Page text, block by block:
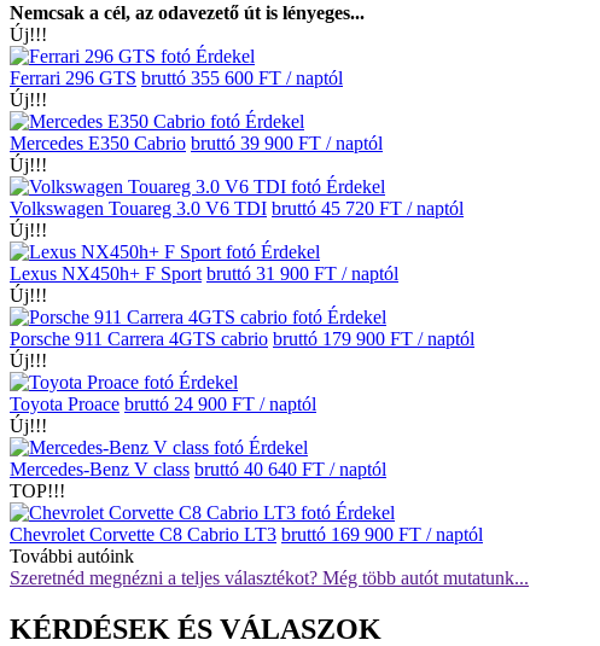
Nemcsak a cél, az odavezető út is lényeges...
Új!!!
Érdekel
Ferrari 296 GTS bruttó 355 600 FT / naptól
Új!!!
Érdekel
Mercedes E350 Cabrio bruttó 39 900 FT / naptól
Új!!!
Érdekel
Volkswagen Touareg 3.0 V6 TDI bruttó 45 720 FT / naptól
Új!!!
Érdekel
Lexus NX450h+ F Sport bruttó 31 900 FT / naptól
Új!!!
Érdekel
Porsche 911 Carrera 4GTS cabrio bruttó 179 900 FT / naptól
Új!!!
Érdekel
Toyota Proace bruttó 24 900 FT / naptól
Új!!!
Érdekel
Mercedes-Benz V class bruttó 40 640 FT / naptól
TOP!!!
Érdekel
Chevrolet Corvette C8 Cabrio LT3 bruttó 169 900 FT / naptól
További autóink
Szeretnéd megnézni a teljes választékot? Még több autót mutatunk...
KÉRDÉSEK ÉS VÁLASZOK